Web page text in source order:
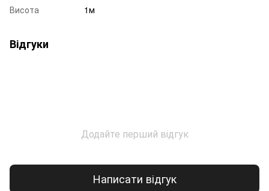
Висота
1м
Відгуки
Додайте перший відгук
Написати відгук